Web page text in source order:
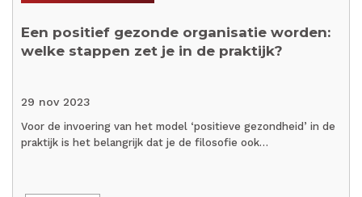
Een positief gezonde organisatie worden:
welke stappen zet je in de praktijk?
29 nov 2023
Voor de invoering van het model ‘positieve gezondheid’ in de
praktijk is het belangrijk dat je de filosofie ook…